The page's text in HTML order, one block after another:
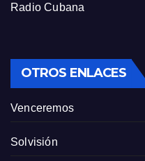
Radio Cubana
OTROS ENLACES
Venceremos
Solvisión